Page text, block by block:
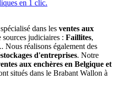
dans les ventes aux
sources judiciaires : Faillites,
Nous réalisons également des
d'entreprises. Notre
aux enchères en Belgique et
situés dans le Brabant Wallon à